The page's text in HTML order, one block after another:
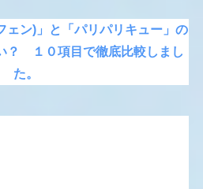
ェン)」と「パリパリキュー」の
１０項目で徹底比較しまし
た。